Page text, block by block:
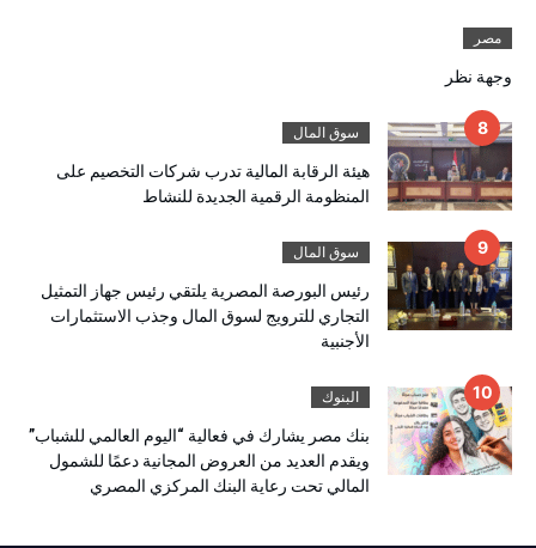
مصر
وجهة نظر
سوق المال
هيئة الرقابة المالية تدرب شركات التخصيم على
المنظومة الرقمية الجديدة للنشاط
سوق المال
رئيس البورصة المصرية يلتقي رئيس جهاز التمثيل
التجاري للترويج لسوق المال وجذب الاستثمارات
الأجنبية
البنوك
بنك مصر يشارك في فعالية “اليوم العالمي للشباب”
ويقدم العديد من العروض المجانية دعمًا للشمول
المالي تحت رعاية البنك المركزي المصري